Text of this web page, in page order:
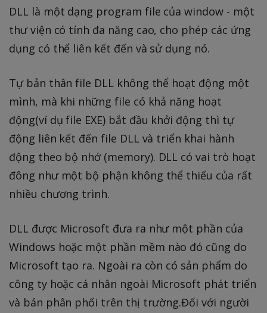
DLL là một dạng program file của window - một
thư viện có tính đa năng cao, cho phép các ứng
dụng có thể liên kết đến và sử dụng nó.
Tự bản thân file DLL không thể hoạt động một
mình, mà khi những file có khả năng hoạt
động(ví dụ file EXE) bắt đầu khởi động thì tự
động liên kết đến file DLL và triển khai hành
động theo bộ nhớ (memory). DLL có vai trò hoạt
đông như một bộ phận không thể thiếu của rất
nhiều chương trình.
DLL được Microsoft đưa ra như một phần của
Windows hoặc một phần mềm nào đó cũng do
Microsoft tạo ra. Ngoài ra còn có sản phẩm do
công ty hoặc cá nhân ngoài Microsoft phát triển
và bán phân phối trên thị trường.Đối với người